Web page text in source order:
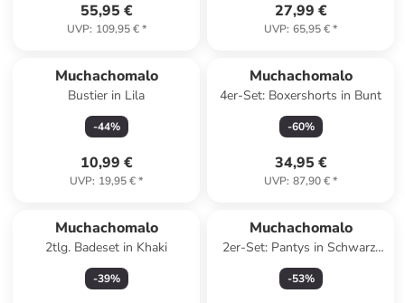
55,95 €
UVP: 109,95 €*
27,99 €
UVP: 65,95 €*
Muchachomalo
Bustier in Lila
-44%
10,99 €
UVP: 19,95 €*
Muchachomalo
4er-Set: Boxershorts in Bunt
-60%
34,95 €
UVP: 87,90 €*
Muchachomalo
2tlg. Badeset in Khaki
-39%
Muchachomalo
2er-Set: Pantys in Schwarz/
Pink/ Rosa
-53%